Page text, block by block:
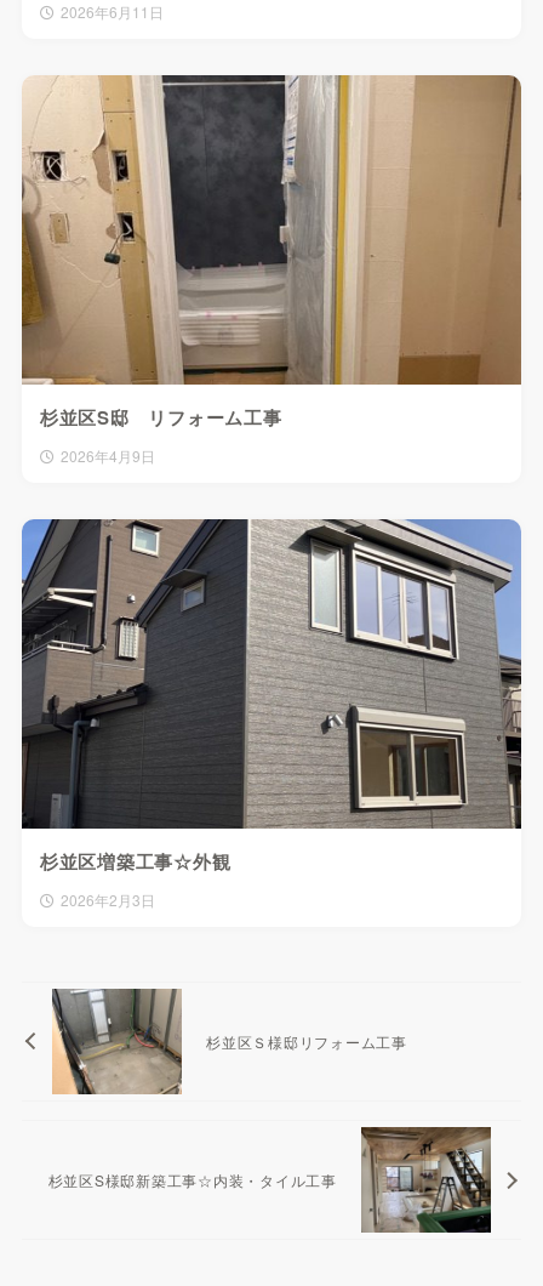
2026年6月11日
杉並区S邸 リフォーム工事
2026年4月9日
杉並区増築工事☆外観
2026年2月3日
杉並区Ｓ様邸リフォーム工事
杉並区S様邸新築工事☆内装・タイル工事